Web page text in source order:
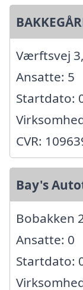
Værftsvej
Ansatte: 5
Startdato:
CVR:
Bay's
Bobakken
Ansatte: 0
Startdato: